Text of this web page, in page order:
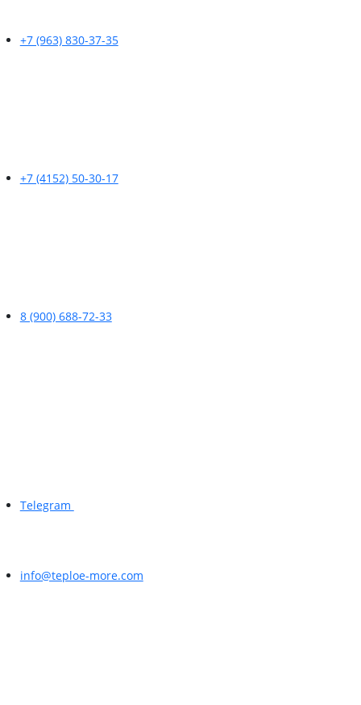
+7 (963) 830-37-35
+7 (4152) 50-30-17
8 (900) 688-72-33
Telegram
info@teploe-more.com